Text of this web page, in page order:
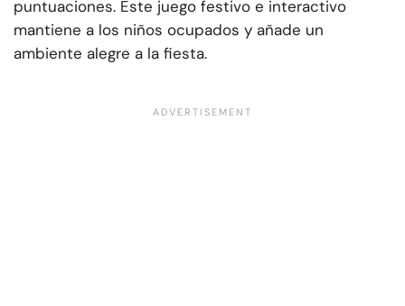
puntuaciones. Este juego festivo e interactivo
mantiene a los niños ocupados y añade un
ambiente alegre a la fiesta.